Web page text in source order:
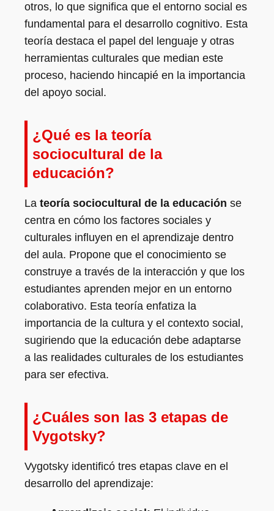
otros, lo que significa que el entorno social es
fundamental para el desarrollo cognitivo. Esta
teoría destaca el papel del lenguaje y otras
herramientas culturales que median este
proceso, haciendo hincapié en la importancia
del apoyo social.
¿Qué es la teoría
sociocultural de la
educación?
La teoría sociocultural de la educación se
centra en cómo los factores sociales y
culturales influyen en el aprendizaje dentro
del aula. Propone que el conocimiento se
construye a través de la interacción y que los
estudiantes aprenden mejor en un entorno
colaborativo. Esta teoría enfatiza la
importancia de la cultura y el contexto social,
sugiriendo que la educación debe adaptarse
a las realidades culturales de los estudiantes
para ser efectiva.
¿Cuáles son las 3 etapas de
Vygotsky?
Vygotsky identificó tres etapas clave en el
desarrollo del aprendizaje: